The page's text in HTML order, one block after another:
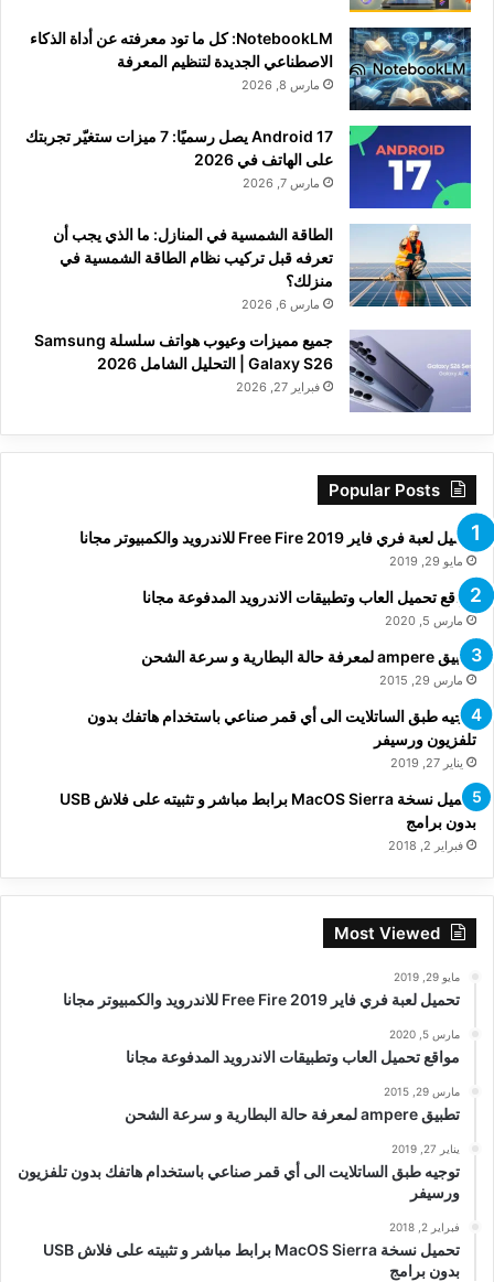
NotebookLM: كل ما تود معرفته عن أداة الذكاء
الاصطناعي الجديدة لتنظيم المعرفة
مارس 8, 2026
Android 17 يصل رسميًا: 7 ميزات ستغيّر تجربتك
على الهاتف في 2026
مارس 7, 2026
الطاقة الشمسية في المنازل: ما الذي يجب أن
تعرفه قبل تركيب نظام الطاقة الشمسية في
منزلك؟
مارس 6, 2026
جميع مميزات وعيوب هواتف سلسلة Samsung
Galaxy S26 | التحليل الشامل 2026
فبراير 27, 2026
Popular Posts
تحميل لعبة فري فاير Free Fire 2019 للاندرويد والكمبيوتر مجانا
مايو 29, 2019
مواقع تحميل العاب وتطبيقات الاندرويد المدفوعة مجانا
مارس 5, 2020
تطبيق ampere لمعرفة حالة البطارية و سرعة الشحن
مارس 29, 2015
توجيه طبق الساتلايت الى أي قمر صناعي باستخدام هاتفك بدون
تلفزيون ورسيفر
يناير 27, 2019
تحميل نسخة MacOS Sierra برابط مباشر و تثبيته على فلاش USB
بدون برامج
فبراير 2, 2018
Most Viewed
مايو 29, 2019
تحميل لعبة فري فاير Free Fire 2019 للاندرويد والكمبيوتر مجانا
مارس 5, 2020
مواقع تحميل العاب وتطبيقات الاندرويد المدفوعة مجانا
مارس 29, 2015
تطبيق ampere لمعرفة حالة البطارية و سرعة الشحن
يناير 27, 2019
توجيه طبق الساتلايت الى أي قمر صناعي باستخدام هاتفك بدون تلفزيون
ورسيفر
فبراير 2, 2018
تحميل نسخة MacOS Sierra برابط مباشر و تثبيته على فلاش USB
بدون برامج